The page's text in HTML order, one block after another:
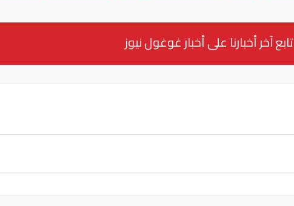
تابع آخر أخبارنا على أخبار غوغول نيوز